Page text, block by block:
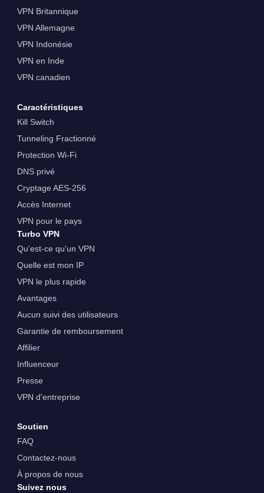
VPN Britannique
VPN Allemagne
VPN Indonésie
VPN en Inde
VPN canadien
Caractéristiques
Kill Switch
Tunneling Fractionné
Protection Wi-Fi
DNS privé
Cryptage AES-256
Accès Internet
VPN pour le pays
Turbo VPN
Qu'est-ce qu'un VPN
Quelle est mon IP
VPN le plus rapide
Avantages
Aucun suivi des utilisateurs
Garantie de remboursement
Affilier
Influenceur
Presse
VPN d'entreprise
Soutien
FAQ
Contactez-nous
À propos de nous
Suivez nous